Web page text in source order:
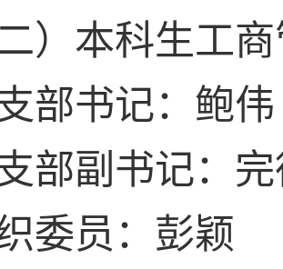
二）本科生工
部书记：鲍伟
部副书记：
委员：彭颖